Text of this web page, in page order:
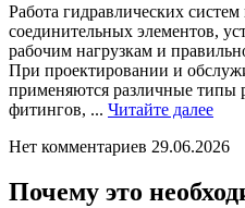
Работа гидравлических
соединительных элементов,
рабочим нагрузкам и
При проектировании и
применяются различные типы
фитингов, ... Читайте далее
Нет комментариев 29.06.2026
Почему это